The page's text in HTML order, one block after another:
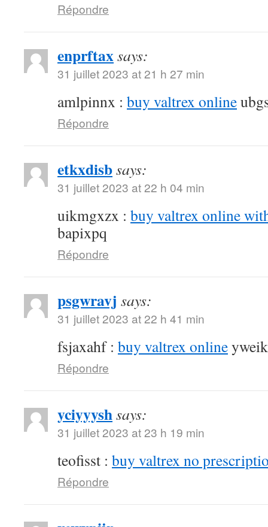
Répondre
enprftaxsays:
31 juillet 2023 at 21 h 27 min
amlpinnx : buy valtrex online
Répondre
etkxdisbsays:
31 juillet 2023 at 22 h 04 min
uikmgxzx : buy valtrex online
bapixpq
Répondre
psgwravj says:
31 juillet 2023 at 22 h 41 min
fsjaxahf : buy valtrex online
Répondre
yciyyyshsays:
31 juillet 2023 at 23 h 19 min
teofisst : buy valtrex no
Répondre